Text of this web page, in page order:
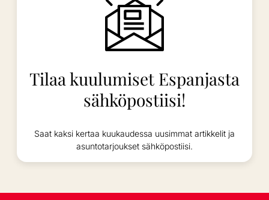
Tilaa kuulumiset Espanjasta
sähköpostiisi!
Saat kaksi kertaa kuukaudessa uusimmat artikkelit ja
asuntotarjoukset sähköpostiisi.